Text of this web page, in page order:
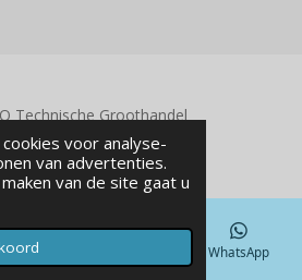
voor analyse-
van advertenties.
van de site gaat u
Technische Groothandel
WhatsApp